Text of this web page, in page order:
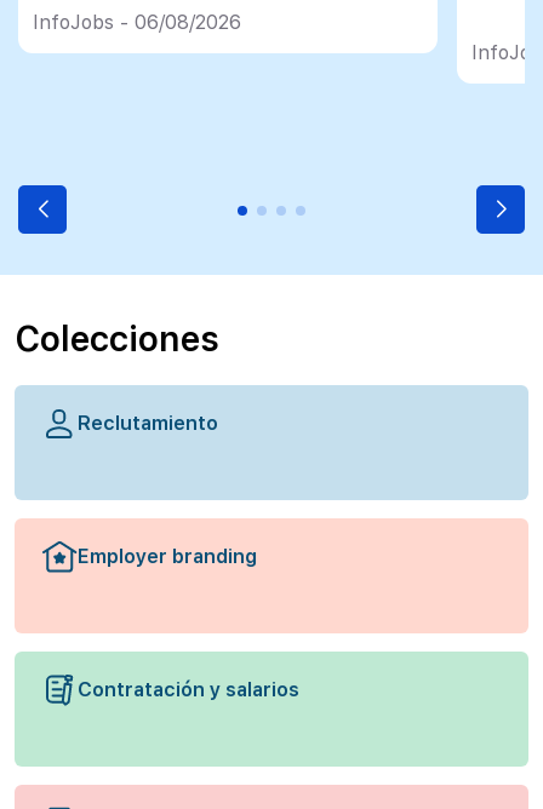
InfoJobs - 06/08/2026
Colecciones
Reclutamiento
Employer branding
Contratación y salarios